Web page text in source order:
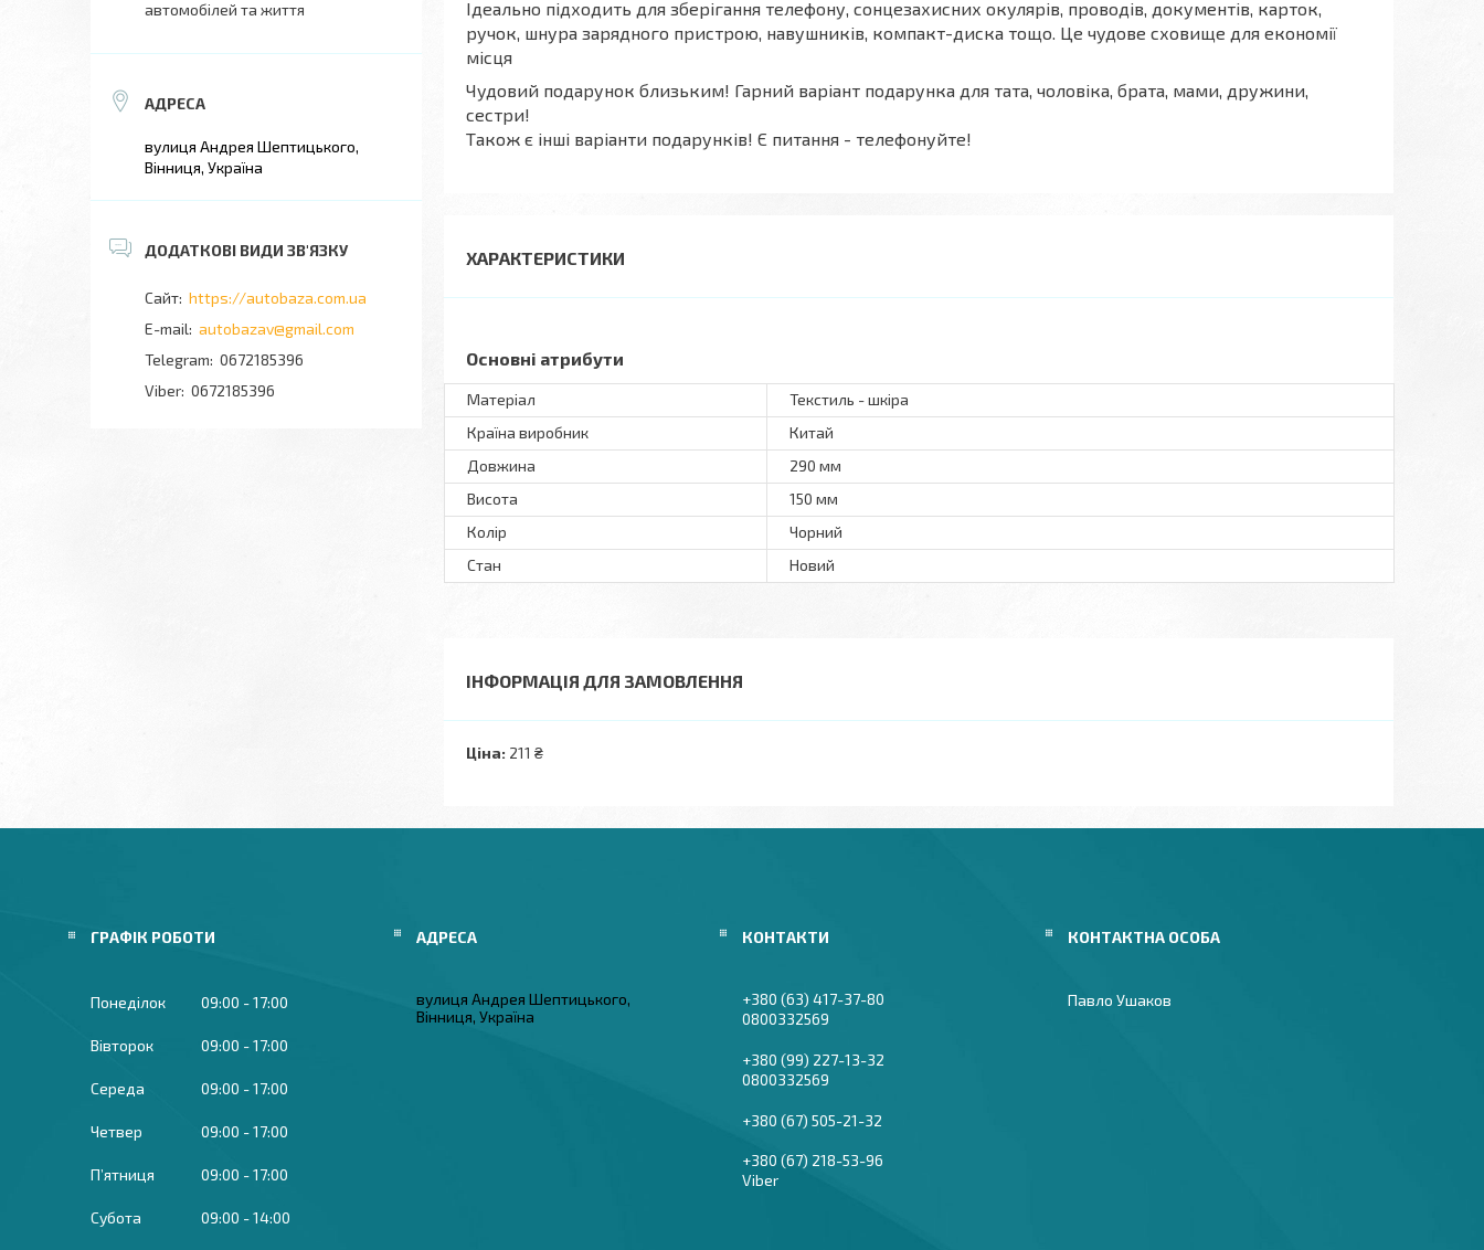
Ідеально підходить для зберігання телефону, сонцезахисних окулярів, проводів, документів, карток,
ручок, шнура зарядного пристрою, навушників, компакт-диска тощо. Це чудове сховище для економії
місця
Чудовий подарунок близьким! Гарний варіант подарунка для тата, чоловіка, брата, мами, дружини,
сестри!
Також є інші варіанти подарунків! Є питання - телефонуйте!
ХАРАКТЕРИСТИКИ
Основні атрибути
Матеріал
Текстиль - шкіра
Країна виробник
Китай
Довжина
290 мм
Висота
150 мм
Колір
Чорний
Стан
Новий
ІНФОРМАЦІЯ ДЛЯ ЗАМОВЛЕННЯ
Ціна: 211 ₴
автомобілей та життя
вулиця Андрея Шептицького,
Вінниця, Україна
https://autobaza.com.ua
autobazav@gmail.com
0672185396
0672185396
ГРАФІК РОБОТИ
Понеділок 09:00 17:00
Вівторок 09:00 17:00
Середа 09:00 17:00
Четвер 09:00 17:00
Пʼятниця 09:00 17:00
Субота 09:00 14:00
вулиця Андрея Шептицького,
Вінниця, Україна
+380 (63) 417-37-80
0800332569
+380 (99) 227-13-32
0800332569
+380 (67) 505-21-32
+380 (67) 218-53-96
Viber
Павло Ушаков